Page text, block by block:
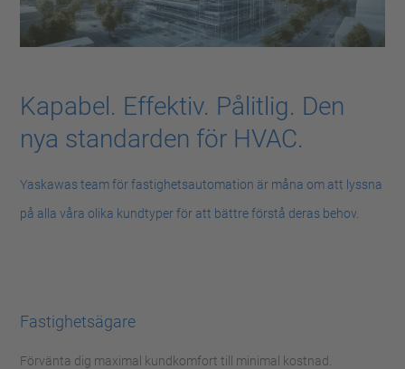
Kapabel. Effektiv. Pålitlig. Den
nya standarden för HVAC.
Yaskawas team för fastighetsautomation är måna om att lyssna
på alla våra olika kundtyper för att bättre förstå deras behov.
Fastighetsägare
Förvänta dig maximal kundkomfort till minimal kostnad.